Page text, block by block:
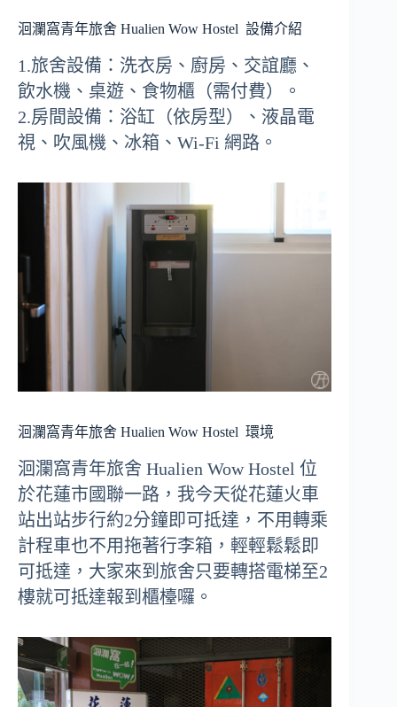
洄瀾窩青年旅舍 Hualien Wow Hostel 設備介紹
1.旅舍設備：洗衣房、廚房、交誼廳、
飲水機、桌遊、食物櫃（需付費）。
2.房間設備：浴缸（依房型）、液晶電
視、吹風機、冰箱、Wi-Fi 網路。
洄瀾窩青年旅舍 Hualien Wow Hostel 環境
洄瀾窩青年旅舍 Hualien Wow Hostel 位
於花蓮市國聯一路，我今天從花蓮火車
站出站步行約2分鐘即可抵達，不用轉乘
計程車也不用拖著行李箱，輕輕鬆鬆即
可抵達，大家來到旅舍只要轉搭電梯至2
樓就可抵達報到櫃檯囉。